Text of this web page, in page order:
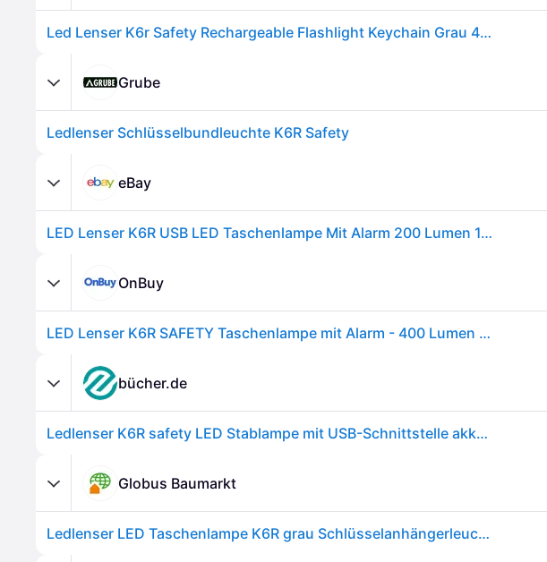
Led Lenser K6r Safety Rechargeable Flashlight Keychain Grau 400 Lumens
Grube
Ledlenser Schlüsselbundleuchte K6R Safety
eBay
LED Lenser K6R USB LED Taschenlampe Mit Alarm 200 Lumen 1,5 Std
OnBuy
LED Lenser K6R SAFETY Taschenlampe mit Alarm - 400 Lumen - USB-Aufladung - Taschenlampe
bücher.de
Ledlenser K6R safety LED Stablampe mit USB-Schnittstelle akkubetrieben 400 lm 32 g - Silber
Globus Baumarkt
Ledlenser LED Taschenlampe K6R grau Schlüsselanhängerleuchte, Alarmsignal - Weiß